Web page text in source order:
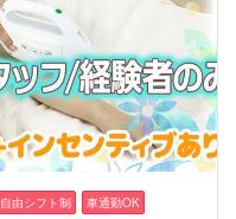
自由シフト制
車通勤OK